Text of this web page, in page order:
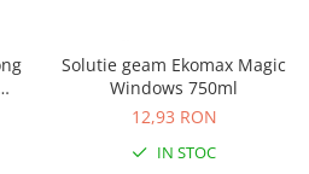
Solutie geam Ekomax Magic
Windows 750ml
12,93 RON
IN STOC